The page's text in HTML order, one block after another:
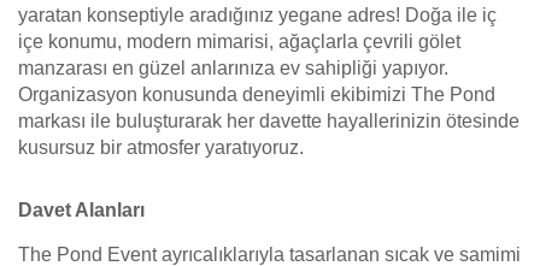
yaratan konseptiyle aradığınız yegane adres! Doğa ile iç
içe konumu, modern mimarisi, ağaçlarla çevrili gölet
manzarası en güzel anlarınıza ev sahipliği yapıyor.
Organizasyon konusunda deneyimli ekibimizi The Pond
markası ile buluşturarak her davette hayallerinizin ötesinde
kusursuz bir atmosfer yaratıyoruz.
Davet Alanları
The Pond Event ayrıcalıklarıyla tasarlanan sıcak ve samimi